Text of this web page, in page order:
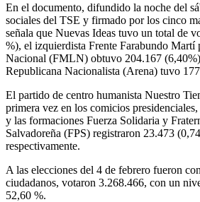
En el documento, difundido la noche del
sociales del TSE y firmado por los cinco
señala que Nuevas Ideas tuvo un total de
%), el izquierdista Frente Farabundo Martí
Nacional (FMLN) obtuvo 204.167
Republicana Nacionalista (Arena) tuvo
El partido de centro humanista Nuestro
primera vez en los comicios
y las formaciones Fuerza Solidaria y
Salvadoreña (FPS) registraron 23.473
respectivamente.
A las elecciones del 4 de febrero fueron
ciudadanos, votaron 3.268.466, con un
52,60 %.